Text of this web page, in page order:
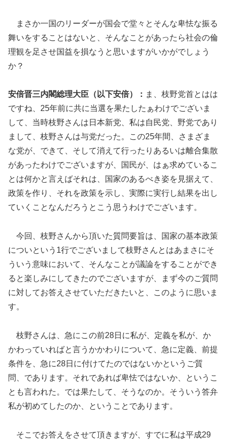
まさか一国のリーダーが国会で堂々とそんな卑怯な振る
舞いをすることはないと、そんなことがあったら社会の倫
理観を足させ国益を損なうと思いますがいかがでしょう
か？
安倍晋三内閣総理大臣（以下安倍）： ま、枝野党首とはは
ですね、25年前に共に当選を果たしたぁわけでございま
して、当時枝野さんは日本新党、私は自民党、野党であり
まして、枝野さんは与党だった。この25年間、さまざま
な党が、できて、そして消えて行ったりあるいは離合集散
があったわけでございますが、国民が、はぁ求めているこ
とは何かと言えばそれは、国家のあるべき姿を見据えて、
政策を作り、それを政策を示し、実際に実行し結果を出し
ていくことなんだろうとこう思うわけでございます。
今回、枝野さんから頂いた質問要旨は、国家の基本政策
についという1行でございまして枝野さんとはあまさにそ
ういう意味において、そんなことが議論をすることができ
ると楽しみにしてきたのでございますが、まず今のご質問
に対してお答えさせていただきたいと、このように思いま
す。
枝野さんは、急にこの前28日に私が、定義を私が、か
かわっていればと言うかかわりについて、急に定義、前提
条件を、急に28日に付けてたのではないかというご質
問、であります。それであれば卑怯ではないか、というこ
とも言われた。では果たして、そうなのか。そういう答弁
私が初めてしたのか、ということであります。
そこでお答えをさせて頂きますが、すでに私は平成29